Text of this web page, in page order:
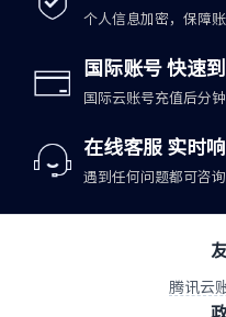
个人信息加密，保障账
国际账号 快速
国际云账号充值后分
在线客服 实时
遇到任何问题都可咨
腾讯云